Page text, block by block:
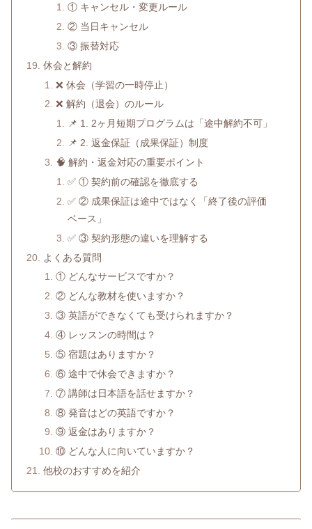
① キャンセル・変更ルール
② 当日キャンセル
③ 振替対応
休会と解約
❌ 休会（学習の一時停止）
❌ 解約（退会）のルール
📌 1. 2ヶ月短期プログラムは「途中解約不可」
📌 2. 返金保証（成果保証）制度
🧠 解約・返金対応の重要ポイント
✅ ① 契約前の確認を徹底する
✅ ② 成果保証は途中ではなく「終了後の評価
ベース」
✅ ③ 契約形態の違いを理解する
よくある質問
① どんなサービスですか？
② どんな教材を使いますか？
③ 英語ができなくても受けられますか？
④ レッスンの時間は？
⑤ 宿題はありますか？
⑥ 途中で休会できますか？
⑦ 講師は日本語を話せますか？
⑧ 発音はどの英語ですか？
⑨ 返金はありますか？
⑩ どんな人に向いていますか？
他校のおすすめを紹介